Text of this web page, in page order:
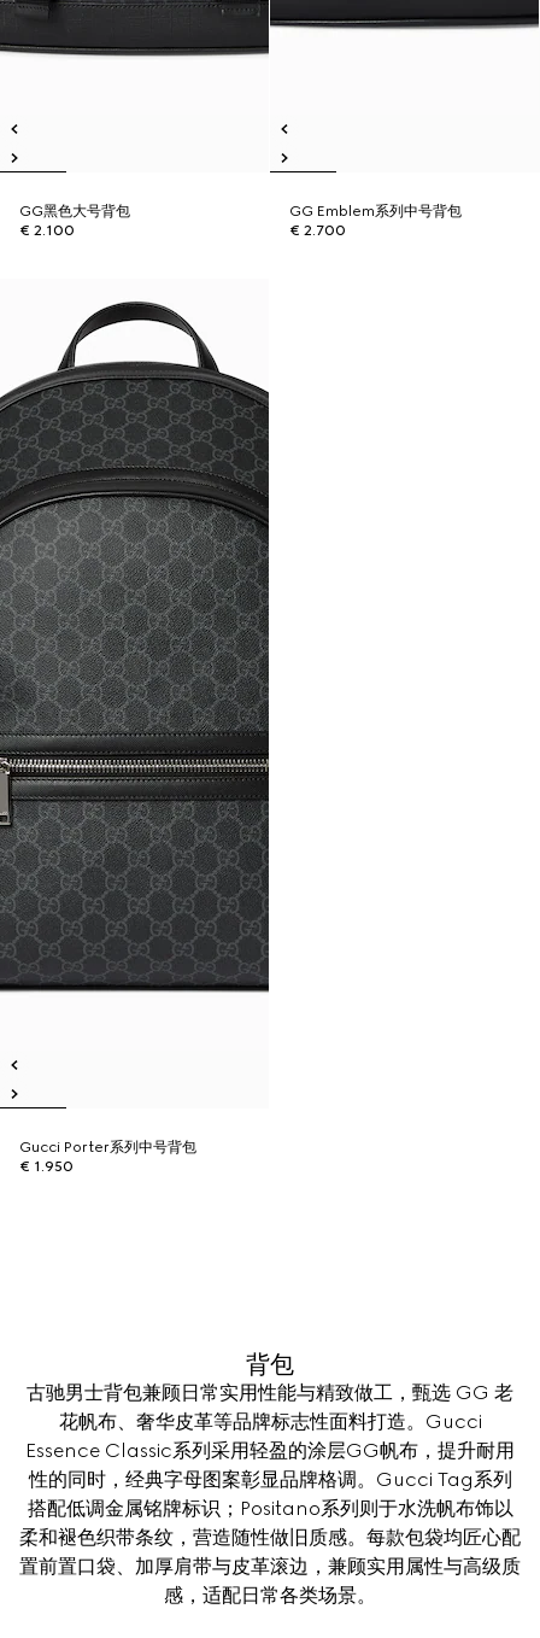
GG黑色大号背包
€ 2.100
GG Emblem系列中号背包
€ 2.700
Gucci Porter系列中号背包
€ 1.950
背包
古驰男士背包兼顾日常实用性能与精致做工，甄选 GG 老
花帆布、奢华皮革等品牌标志性面料打造。Gucci
Essence Classic系列采用轻盈的涂层GG帆布，提升耐用
性的同时，经典字母图案彰显品牌格调。Gucci Tag系列
搭配低调金属铭牌标识；Positano系列则于水洗帆布饰以
柔和褪色织带条纹，营造随性做旧质感。每款包袋均匠心配
置前置口袋、加厚肩带与皮革滚边，兼顾实用属性与高级质
感，适配日常各类场景。